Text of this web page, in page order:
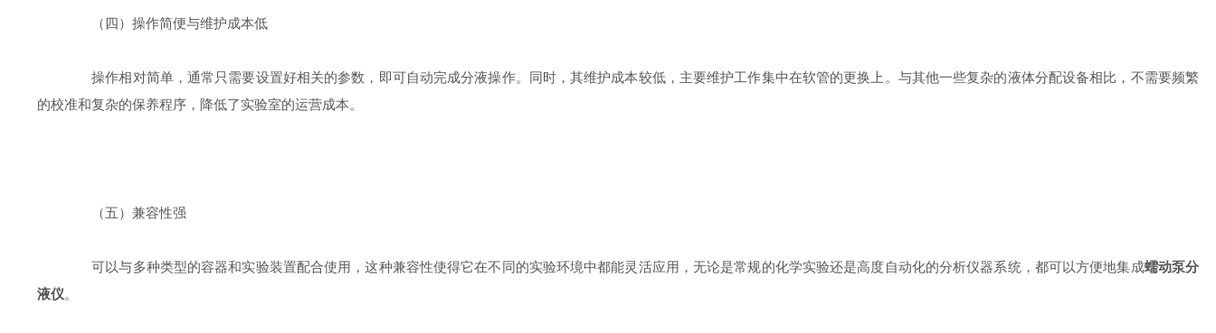
（四）操作简便与维护成本低
操作相对简单，通常只需要设置好相关的参数，即可自动完成分液操作。同时，其维护成本较低，主要维护工作集中在软管的更换上。与其他一些复杂的液体分配设备相比，不需要频繁
的校准和复杂的保养程序，降低了实验室的运营成本。
（五）兼容性强
可以与多种类型的容器和实验装置配合使用，这种兼容性使得它在不同的实验环境中都能灵活应用，无论是常规的化学实验还是高度自动化的分析仪器系统，都可以方便地集成蠕动泵分
液仪。